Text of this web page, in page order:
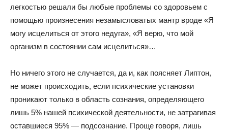
легкостью решали бы любые проблемы со здоровьем с
помощью произнесения незамысловатых мантр вроде «Я
могу исцелиться от этого недуга», «Я верю, что мой
организм в состоянии сам исцелиться»…
Но ничего этого не случается, да и, как поясняет Липтон,
не может происходить, если психические установки
проникают только в область сознания, определяющего
лишь 5% нашей психической деятельности, не затрагивая
оставшиеся 95% — подсознание. Проще говоря, лишь